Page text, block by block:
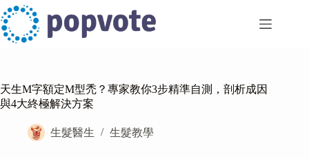
Skip
to
content
天生M字額定M型禿？專家教你3步精準自測，剖析成因
與4大終極解決方案
生髮醫生 生髮教學